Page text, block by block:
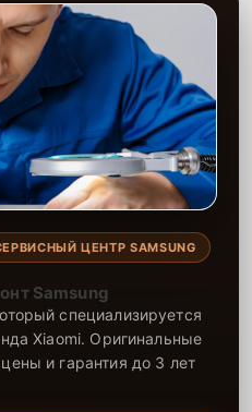
ЦЕНТР SAMSUNG
Samsung
специализируется
Xiaomi. Оригинальные
и гарантия до 3 лет